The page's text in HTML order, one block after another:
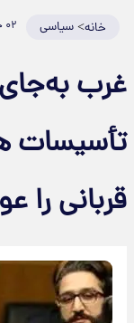
خانه>سیاسی ۰۲ خرداد ۱۴۰۵
غرب
تأسیسات
قربانی را